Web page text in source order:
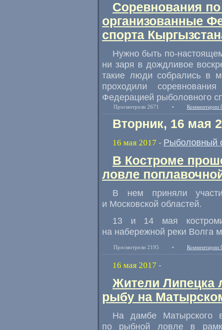
Соревнования
организованные
спорта
Нужно быть по-
ни заря в дождливое
такие люди собрались в
проходили
Федерацией рыболовного
Просмотрели 2671 • Комментарии
Вторник, 16 мая
16 мая 2017 - Рыболовный
В Костроме
ловле
В нем приняли
и Московской областей.
13 и 14 мая
на набережной реки Волга
Просмотрели 2195 • Комментарии
16 мая 2017 -
Жители Липецка
рыбу на
На дамбе Матырского
по рыбной ловле в